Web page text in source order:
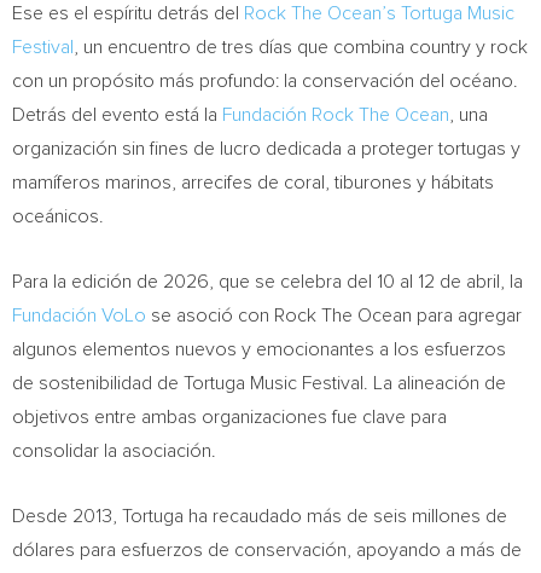
Ese es el espíritu detrás del
Rock The Ocean’s Tortuga Music
Festival
, un encuentro de tres días que combina country y rock
con un propósito más profundo: la conservación del océano.
Detrás del evento está la Fundación Rock The Ocean , una
organización sin fines de lucro dedicada a proteger tortugas y
mamíferos marinos, arrecifes de coral, tiburones y hábitats
oceánicos.
Para la edición de 2026, que se celebra del 10 al 12 de abril, la
Fundación VoLo se asoció con Rock The Ocean para agregar
algunos elementos nuevos y emocionantes a los esfuerzos
de sostenibilidad de Tortuga Music Festival. La alineación de
objetivos entre ambas organizaciones fue clave para
consolidar la asociación.
Desde 2013, Tortuga ha recaudado más de seis millones de
dólares para esfuerzos de conservación, apoyando a más de